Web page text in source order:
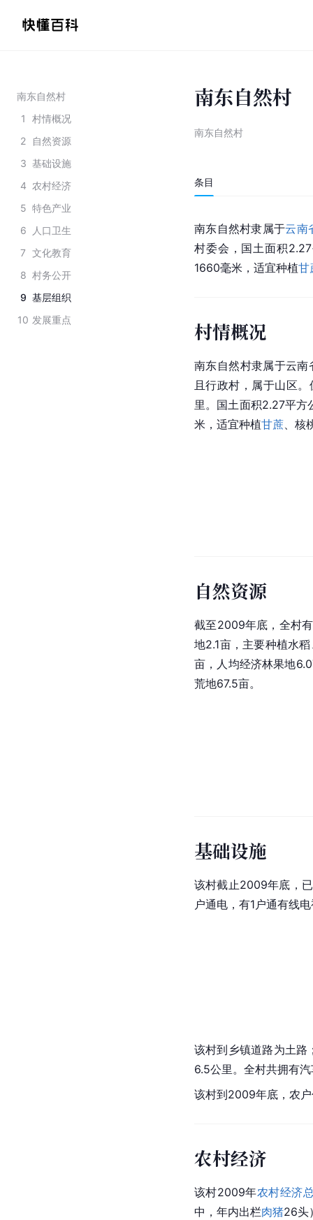
南东自然村
1
村情概况
2
自然资源
3 基础设施
4 农村经济
5 特色产业
6
人口卫生
7 文化教育
8 村务公开
9 基层组织
10 发展重点
南东自然村
南东自然村
条目
南东自然村隶属于云南
村委会，国土面积
1660毫米，适宜种植甘
村情概况
南东自然村隶属于云
且行政村，属于山区。
里。国土面积2.27平
米，适宜种植甘蔗 、
自然资源
截至2009年底，全村
地2.1亩，主要种植水
亩，人均经济林果地
荒地67.5亩。
基础设施
该村截止2009年底，
户通电，有1户通有线
该村到乡镇道路为土路
6.5公里。全村共拥有
该村到2009年底，农
农村经济
该村2009年农村经济
中，年内出栏肉猪26头